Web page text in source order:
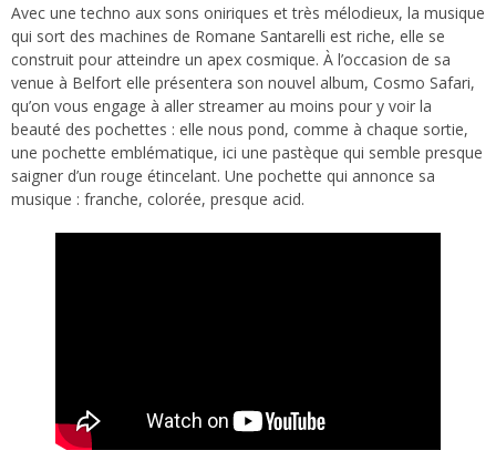
Avec une techno aux sons oniriques et très mélodieux, la musique
qui sort des machines de Romane Santarelli est riche, elle se
construit pour atteindre un apex cosmique. À l’occasion de sa
venue à Belfort elle présentera son nouvel album, Cosmo Safari,
qu’on vous engage à aller streamer au moins pour y voir la
beauté des pochettes : elle nous pond, comme à chaque sortie,
une pochette emblématique, ici une pastèque qui semble presque
saigner d’un rouge étincelant. Une pochette qui annonce sa
musique : franche, colorée, presque acid.